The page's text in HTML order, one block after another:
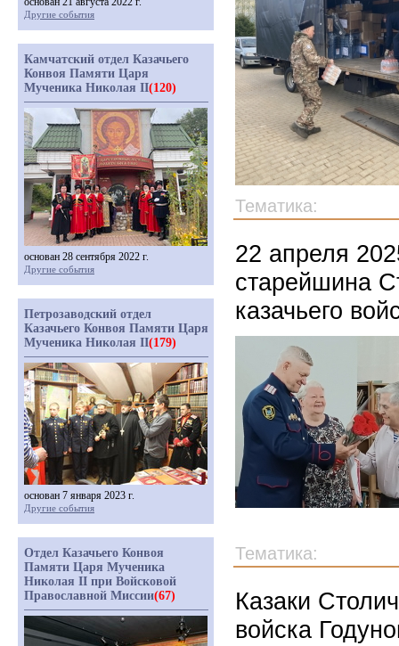
Тематика:
22 апреля
старейшина
казачьего
Тематика:
Казаки
войска
Другие события
Камчатский отдел Казачьего
Конвоя Памяти Царя
Мученика Николая II(120)
основан 28 сентября 2022 г.
Другие события
Петрозаводский отдел
Казачьего Конвоя Памяти Царя
Мученика Николая II(179)
основан 7 января 2023 г.
Другие события
Отдел Казачьего Конвоя
Памяти Царя Мученика
Николая II при Войсковой
Православной Миссии(67)